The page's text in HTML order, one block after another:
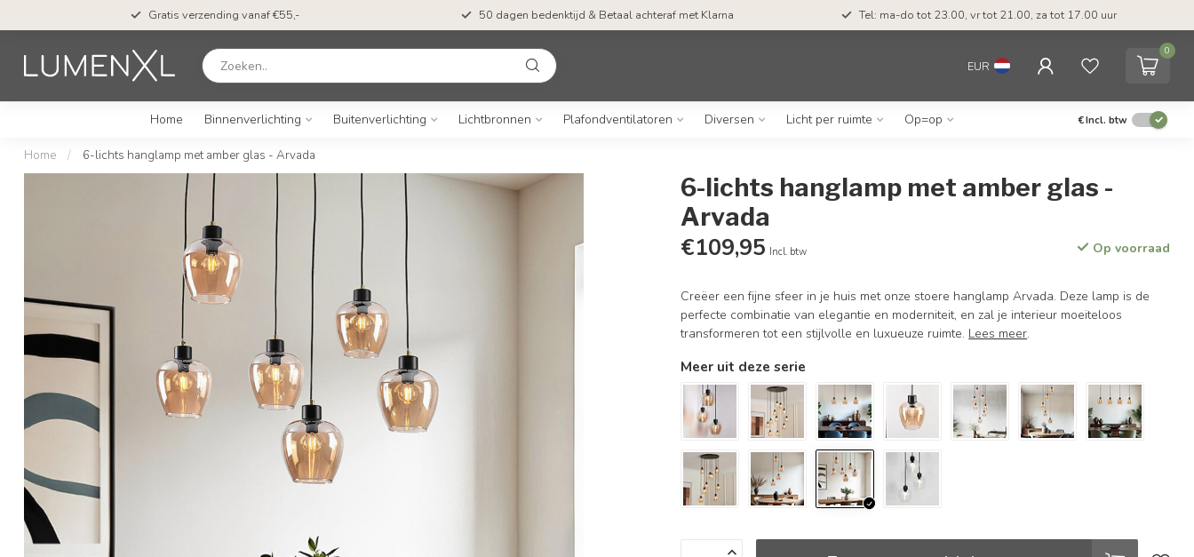
Gratis verzending vanaf €55,- 50 dagen bedenktijd & Betaal achteraf met Klarna Tel: ma-do tot 23.00, vr tot 21.00, za tot 17.00 uur
EUR
0
Home Binnenverlichting Buitenverlichting Lichtbronnen Plafondventilatoren Diversen Licht per ruimte Op=op €Incl. btw
Home / 6-lichts hanglamp met amber glas - Arvada
6-lichts hanglamp met amber glas -
Arvada
€109,95 Incl. btw Op voorraad
Creëer een fijne sfeer in je huis met onze stoere hanglamp Arvada. Deze lamp is de
perfecte combinatie van elegantie en moderniteit, en zal je interieur moeiteloos
transformeren tot een stijlvolle en luxueuze ruimte. Lees meer.
Meer uit deze serie